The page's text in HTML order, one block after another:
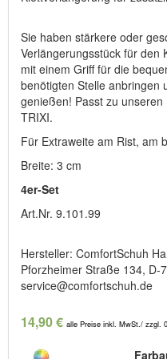
Sie haben stärkere oder
Verlängerungsstück für den
mit einem Griff für die
benötigten Stelle anbringen
genießen! Passt zu unseren
TRIXI.
Für Extraweite am Rist, am
Breite: 3 cm
4er-Set
Art.Nr. 9.101.99
Hersteller: ComfortSchuh
Pforzheimer Straße 134, D-
service@comfortschuh.de
14,90 € alle Preise inkl. MwSt./ zzgl.